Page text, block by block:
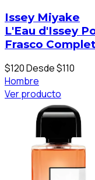
Issey Miyake
L'Eau d'Issey
Frasco
$120Desde $110
Hombre
Ver producto